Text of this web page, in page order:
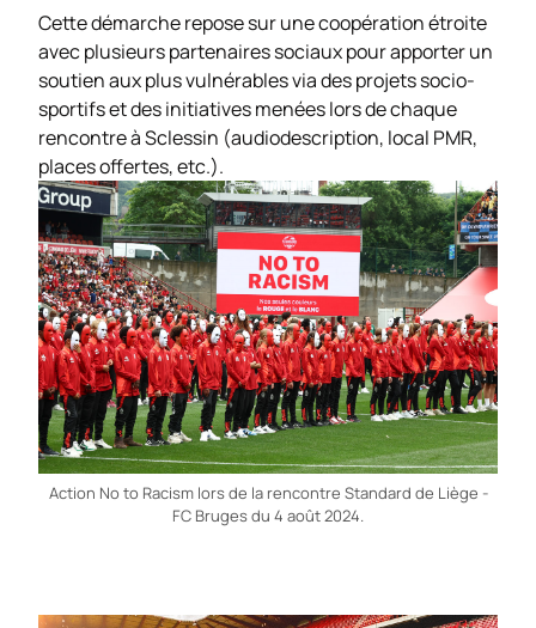
Cette démarche repose sur une coopération étroite
avec plusieurs partenaires sociaux pour apporter un
soutien aux plus vulnérables via des projets socio-
sportifs et des initiatives menées lors de chaque
rencontre à Sclessin (audiodescription, local PMR,
places offertes, etc.).
Action No to Racism lors de la rencontre Standard de Liège -
FC Bruges du 4 août 2024.